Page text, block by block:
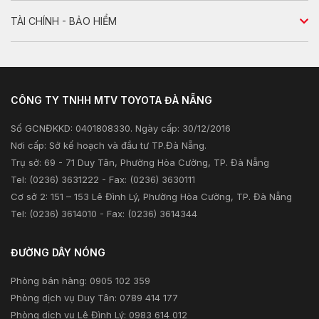
Dịch vụ sửa chữa
Tư vấn dịch vụ
Tin nổi bật
Sản phẩm
Xã hội
Thông tin khác
TÀI CHÍNH - BẢO HIỂM
CÔNG TY TNHH MTV TOYOTA ĐÀ NẴNG
Số GCNĐKKD: 0401808330. Ngày cấp: 30/12/2016
Nơi cấp: Sở kế hoạch và đầu tư TP.Đà Nẵng.
Trụ sở: 69 - 71 Duy Tân, Phường Hòa Cường, TP. Đà Nẵng
Tel: (0236) 3631222 - Fax: (0236) 3630111
Cơ sở 2: 151 – 153 Lê Đình Lý, Phường Hòa Cường, TP. Đà Nẵng
Tel: (0236) 3614010 - Fax: (0236) 3614344
ĐƯỜNG DÂY NÓNG
Phòng bán hàng: 0905 102 359
Phòng dịch vụ Duy Tân: 0789 414 177
Phòng dịch vụ Lê Đình Lý: 0983 614 012